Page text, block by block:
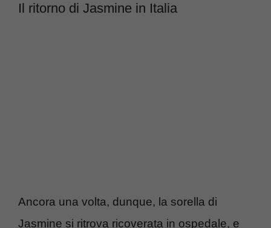
Il ritorno di Jasmine in Italia
Ancora una volta, dunque, la sorella di
Jasmine si ritrova ricoverata in ospedale, e